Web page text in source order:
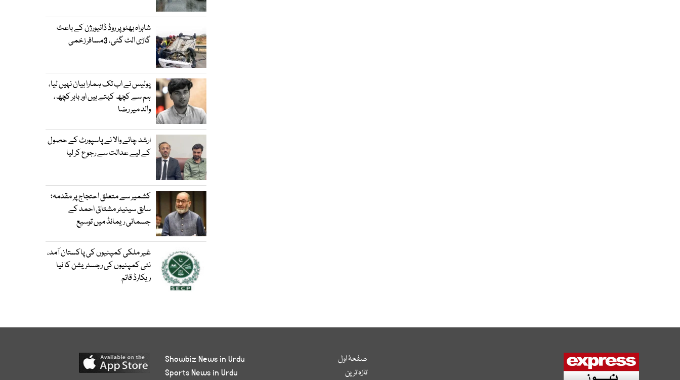
شاہراہ بھٹو پر روڈ ڈائیورژن کے باعث
گاڑی الٹ گئی، 3مسافر زخمی
پولیس نے اب تک ہمارا بیان نہیں لیا،
ہم سے کچھ کہتے ہیں اور باہر کچھ،
والد میر رضا
ارشد چائے والا نے پاسپورٹ کے حصول
کے لیے عدالت سے رجوع کر لیا
کشمیر سے متعلق احتجاج پر مقدمہ؛
سابق سینیٹر مشتاق احمد کے
جسمانی ریمانڈ میں توسیع
غیر ملکی کمپنیوں کی پاکستان آمد،
نئی کمپنیوں کی رجسٹریشن کا نیا
ریکارڈ قائم
صفحۂ اول
تازہ ترین
Showbiz News in Urdu
Sports News in Urdu